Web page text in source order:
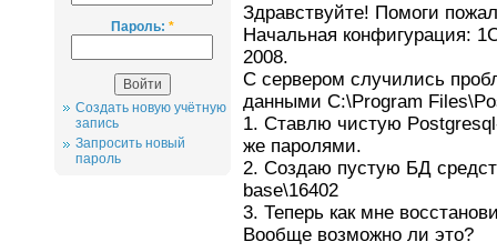
Пароль: *
Создать новую учётную
запись
Запросить новый
пароль
Здравствуйте! Помоги
Начальная конфигурация:
2008.
С сервером случились
данными C:\Program
1. Ставлю чистую
же паролями.
2. Создаю пустую БД
base\16402
3. Теперь как мне
Вообще возможно ли это?